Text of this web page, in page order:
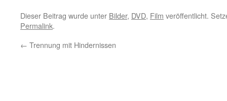
Dieser Beitrag wurde unter Bilder, DVD, Film veröffentlicht.
Permalink.
← Trennung mit Hindernissen